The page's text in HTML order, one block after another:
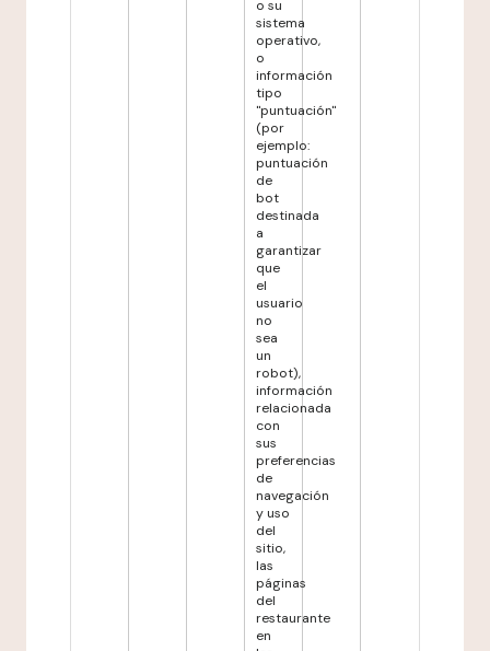
o su
sistema
operativo,
o
información
tipo
"puntuación"
(por
ejemplo:
puntuación
de
bot
destinada
a
garantizar
que
el
usuario
no
sea
un
robot),
información
relacionada
con
sus
preferencias
de
navegación
y uso
del
sitio,
las
páginas
del
restaurante
en